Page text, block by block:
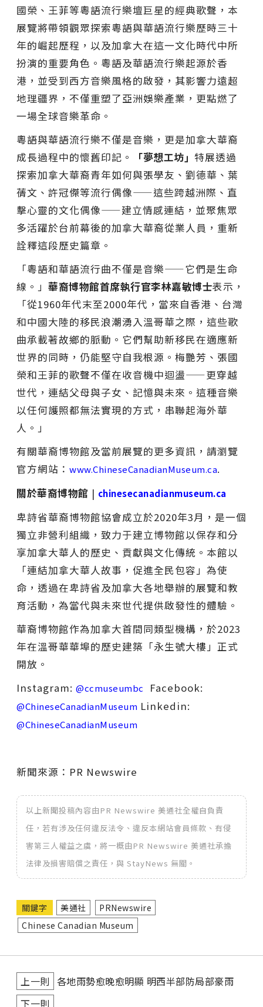
國榮、王菲等粵語流行樂壇巨星的經典歌聲，本
展覽將帶領觀眾探索粵語與華語流行樂歷時三十
年的崛起歷程，以及加拿大在這一文化時代中所
扮演的重要角色。粵語及華語流行樂起源於香
港，並受到西方音樂風格的啟發，其影響力遠超
地理疆界，不僅重塑了亞洲娛樂產業，更點燃了
一場全球音樂革命。
粵語與華語流行樂不僅是音樂，更是加拿大華裔
成長過程中的懷舊印記。
「夢想工坊」 特展透過
探索加拿大華裔青年如何與張學友、劉德華、葉
蒨文、許冠傑等流行偶像——這些跨越洲際、直
擊心靈的文化偶像——建立情感連結，並聚焦眾
多活躍於台前幕後的加拿大華裔從業人員，重新
詮釋這段歷史篇章。
「粵語和華語流行曲不僅是音樂——它們是生命
線。」 華裔博物館首席執行官李林嘉敏博士表示，
「從1960年代末至2000年代，當來自香港、台灣
和中國大陸的移民浪潮湧入溫哥華之際，這些歌
曲承載著故鄉的脈動。它們幫助新移民在適應新
世界的同時，仍能堅守自我根源。梅艷芳、張國
榮和王菲的歌聲不僅在收音機中迴盪——更穿越
世代，連結父母與子女、記憶與未來。這種音樂
以任何護照都無法實現的方式，串聯起海外華
人。」
有關華裔博物館及當前展覽的更多資訊，請瀏覽
官方網站： www.ChineseCanadianMuseum.ca.
關於華裔博物館 | chinesecanadianmuseum.ca
卑詩省華裔博物館協會成立於2020年3月，是一個
獨立非營利組織，致力于建立博物館以保存和分
享加拿大華人的歷史、貢獻與文化傳統。本館以
「連結加拿大華人故事，促進全民包容」為使
命，透過在卑詩省及加拿大各地舉辦的展覽和教
育活動，為當代與未來世代提供啟發性的體驗。
華裔博物館作為加拿大首間同類型機構，於2023
年在溫哥華華埠的歷史建築「永生號大樓」正式
開放。
Instagram: @ccmuseumbc Facebook:
@ChineseCanadianMuseum Linkedin:
@ChineseCanadianMuseum
新聞來源：PR Newswire
以上新聞投稿內容由PR Newswire 美通社全權自負責
任，若有涉及任何違反法令、違反本網站會員條款、有侵
害第三人權益之虞，將一概由PR Newswire 美通社承擔
法律及損害賠償之責任，與 StayNews 無關。
關鍵字 美通社
PRNewswire
Chinese Canadian Museum
上一則 各地雨勢愈晚愈明顯 明西半部防局部豪雨
下一則